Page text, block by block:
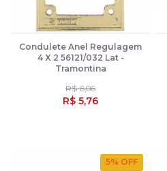
Condulete Anel Regulagem
4 X 2 56121/032 Lat -
Tramontina
R$ 6,06
R$ 5,76
5% OFF